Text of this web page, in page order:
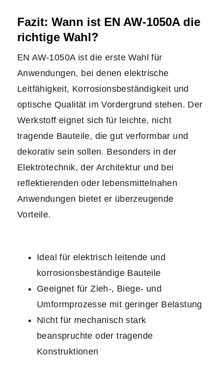
Fazit: Wann ist EN AW-1050A die
richtige Wahl?
EN AW-1050A ist die erste Wahl für
Anwendungen, bei denen elektrische
Leitfähigkeit, Korrosionsbeständigkeit und
optische Qualität im Vordergrund stehen. Der
Werkstoff eignet sich für leichte, nicht
tragende Bauteile, die gut verformbar und
dekorativ sein sollen. Besonders in der
Elektrotechnik, der Architektur und bei
reflektierenden oder lebensmittelnahen
Anwendungen bietet er überzeugende
Vorteile.
Ideal für elektrisch leitende und
korrosionsbeständige Bauteile
Geeignet für Zieh-, Biege- und
Umformprozesse mit geringer Belastung
Nicht für mechanisch stark
beanspruchte oder tragende
Konstruktionen